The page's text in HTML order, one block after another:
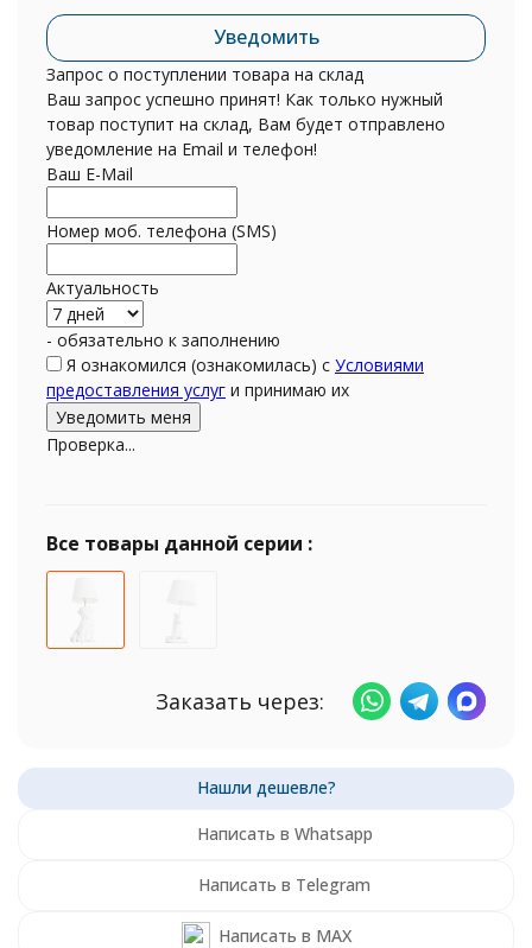
Уведомить
Запрос о поступлении товара на склад
Ваш запрос успешно принят! Как только нужный
товар поступит на склад, Вам будет отправлено
уведомление на Email и телефон!
Ваш E-Mail
Номер моб. телефона (SMS)
Актуальность
- обязательно к заполнению
Я ознакомился (ознакомилась) с Условиями
предоставления услуг и принимаю их
Проверка...
Все товары данной серии :
Заказать через:
Написать в Whatsapp
Написать в Telegram
Написать в MAX